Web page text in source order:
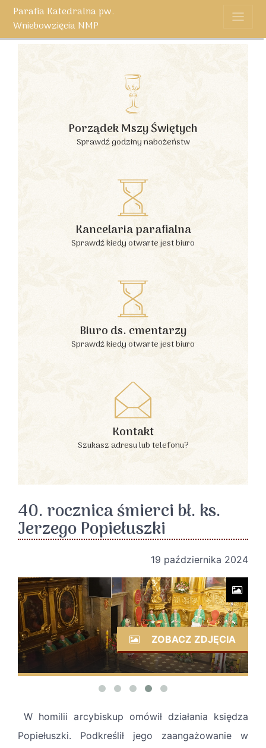
Parafia Katedralna pw.
Wniebowzięcia NMP
Porządek Mszy Świętych
Sprawdź godziny nabożeństw
Kancelaria parafialna
Sprawdź kiedy otwarte jest biuro
Biuro ds. cmentarzy
Sprawdź kiedy otwarte jest biuro
Kontakt
Szukasz adresu lub telefonu?
40. rocznica śmierci bł. ks.
Jerzego Popiełuszki
19 października 2024
ZOBACZ ZDJĘCIA
W homilii arcybiskup omówił działania księdza
Popiełuszki. Podkreślił jego zaangażowanie w